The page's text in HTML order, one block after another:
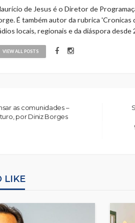
de Jesus é o Diretor de
É também autor da rubrica 'Cronicas
locais, regionais e da diáspora desde
VIEW ALL POSTS
as comunidades –
por Diniz Borges
LIKE